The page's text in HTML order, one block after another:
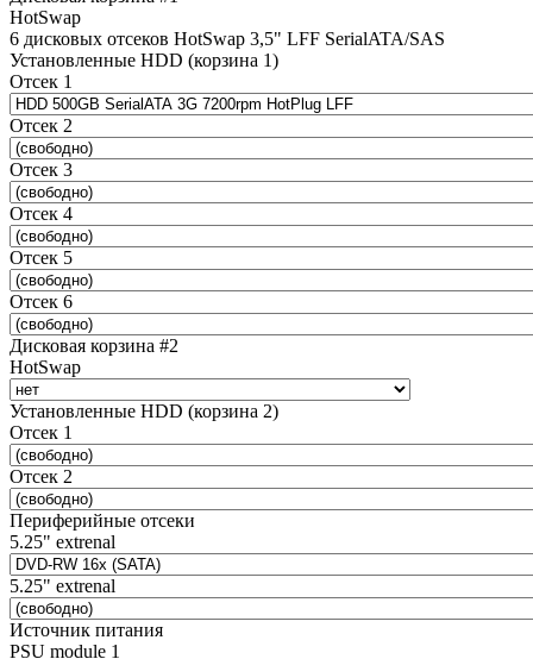
HotSwap
6 дисковых отсеков HotSwap 3,5" LFF SerialATA/SAS
Установленные HDD (корзина 1)
Отсек 1
Отсек 2
Отсек 3
Отсек 4
Отсек 5
Отсек 6
Дисковая корзина #2
HotSwap
Установленные HDD (корзина 2)
Отсек 1
Отсек 2
Периферийные отсеки
5.25" extrenal
5.25" extrenal
Источник питания
PSU module 1